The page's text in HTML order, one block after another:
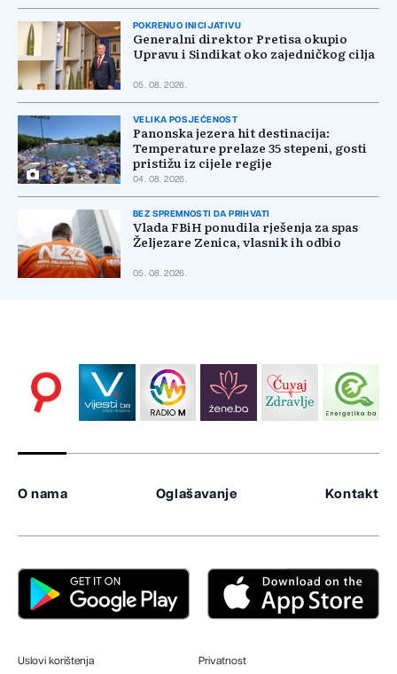
POKRENUO INICIJATIVU
Generalni direktor Pretisa okupio
Upravu i Sindikat oko zajedničkog cilja
05. 08. 2026.
VELIKA POSJEĆENOST
Panonska jezera hit destinacija:
Temperature prelaze 35 stepeni, gosti
pristižu iz cijele regije
04. 08. 2026.
BEZ SPREMNOSTI DA PRIHVATI
Vlada FBiH ponudila rješenja za spas
Željezare Zenica, vlasnik ih odbio
05. 08. 2026.
O nama Oglašavanje Kontakt
Uslovi korištenja Privatnost